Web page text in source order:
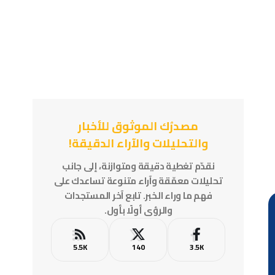
مصدرُك الموثوق للأخبار
والتحليلات والآراء الدقيقة!
نقدّم تغطية دقيقة ومتوازنة، إلى جانب
تحليلات معمّقة وآراء متنوعة تساعدك على
فهم ما وراء الخبر. تابع آخر المستجدات
والرؤى أولًا بأول.
3.5K
140
5.5K